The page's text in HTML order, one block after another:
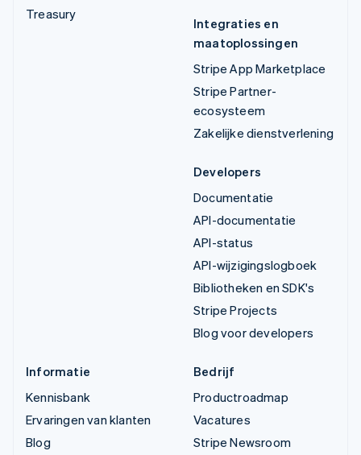
Treasury
Integraties en
maatoplossingen
Stripe App Marketplace
Stripe Partner-
ecosysteem
Zakelijke dienstverlening
Developers
Documentatie
API-documentatie
API-status
API-wijzigingslogboek
Bibliotheken en SDK's
Stripe Projects
Blog voor developers
Informatie
Kennisbank
Ervaringen van klanten
Blog
Bedrijf
Productroadmap
Vacatures
Stripe Newsroom